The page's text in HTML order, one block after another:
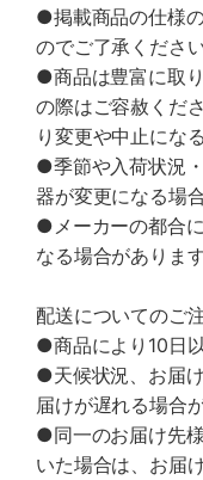
●掲載商品の仕様
のでご了承ください
●商品は豊富に取
の際はご容赦くだ
り変更や中止にな
●季節や入荷状況
器が変更になる場
●メーカーの都合
なる場合があります
配送についてのご
●商品により10日
●天候状況、お届
届けが遅れる場合
●同一のお届け先
いた場合は、お届